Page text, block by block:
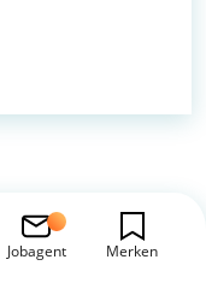
Jobagent Merken